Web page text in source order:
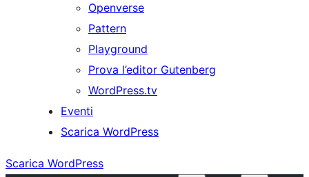
Openverse
Pattern
Playground
Prova l’editor Gutenberg
WordPress.tv
Eventi
Scarica WordPress
Scarica WordPress